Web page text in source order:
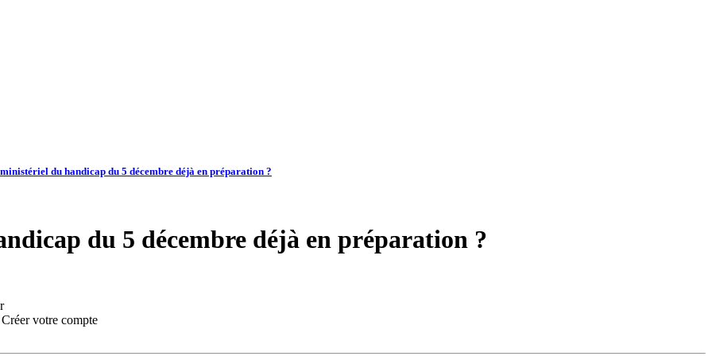
du handicap du 5 décembre déjà en préparation ?
du 5 décembre déjà en préparation ?
Créer votre compte